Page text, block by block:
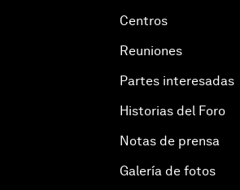
Centros
Reuniones
Partes interesadas
Historias del Foro
Notas de prensa
Galería de fotos